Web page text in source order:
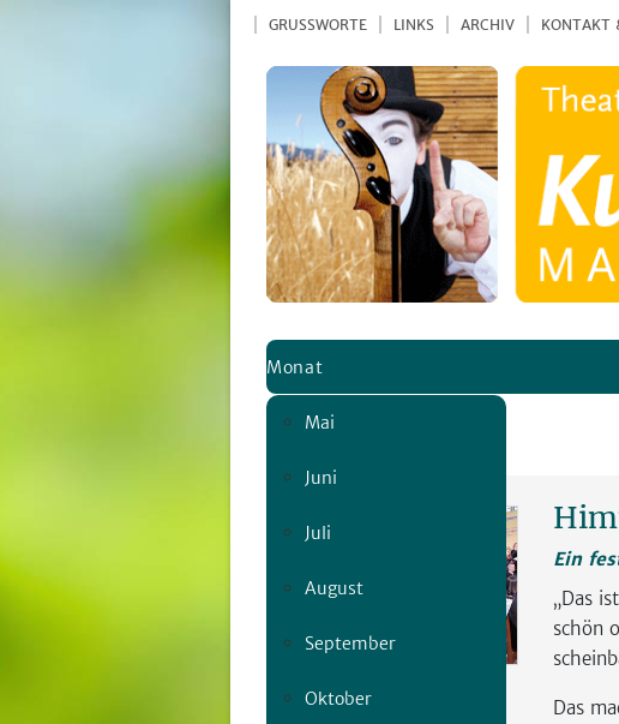
GRUSSWORTE LINKS ARCHIV KONTAKT
Monat
Mai
Juni
Juli
August
September
Oktober
Ein
„Das
schön
Das